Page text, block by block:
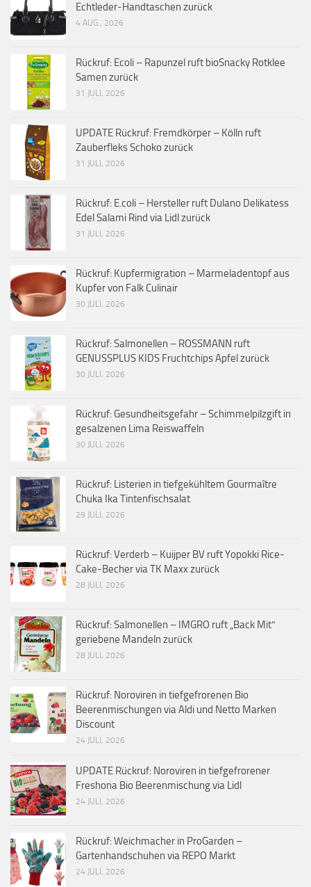
Echtleder-Handtaschen zurück
4 AUG., 2026
Rückruf: Ecoli – Rapunzel ruft bioSnacky Rotklee
Samen zurück
31 JULI, 2026
UPDATE Rückruf: Fremdkörper – Kölln ruft
Zauberfleks Schoko zurück
31 JULI, 2026
Rückruf: E.coli – Hersteller ruft Dulano Delikatess
Edel Salami Rind via Lidl zurück
31 JULI, 2026
Rückruf: Kupfermigration – Marmeladentopf aus
Kupfer von Falk Culinair
30 JULI, 2026
Rückruf: Salmonellen – ROSSMANN ruft
GENUSSPLUS KIDS Fruchtchips Apfel zurück
30 JULI, 2026
Rückruf: Gesundheitsgefahr – Schimmelpilzgift in
gesalzenen Lima Reiswaffeln
30 JULI, 2026
Rückruf: Listerien in tiefgekühltem Gourmaître
Chuka Ika Tintenfischsalat
29 JULI, 2026
Rückruf: Verderb – Kuijper BV ruft Yopokki Rice-
Cake-Becher via TK Maxx zurück
28 JULI, 2026
Rückruf: Salmonellen – IMGRO ruft „Back Mit“
geriebene Mandeln zurück
28 JULI, 2026
Rückruf: Noroviren in tiefgefrorenen Bio
Beerenmischungen via Aldi und Netto Marken
Discount
24 JULI, 2026
UPDATE Rückruf: Noroviren in tiefgefrorener
Freshona Bio Beerenmischung via Lidl
24 JULI, 2026
Rückruf: Weichmacher in ProGarden –
Gartenhandschuhen via REPO Markt
24 JULI, 2026